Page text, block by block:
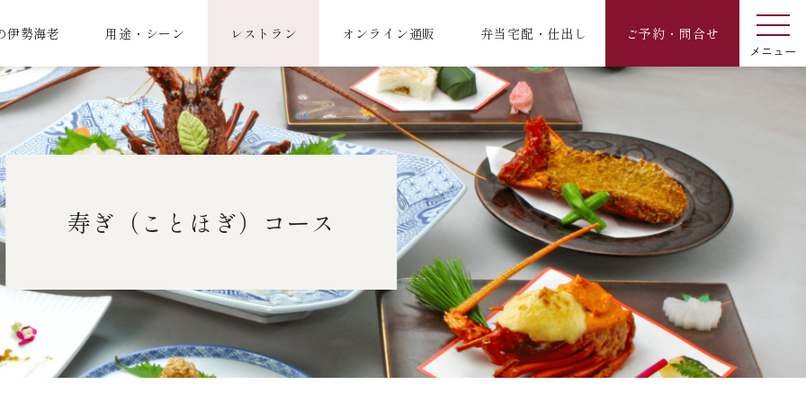
伊勢海老 用途・シーン レストラン オンライン通販 弁当宅配・仕出し ご予約・問合せ
寿ぎ（ことほぎ）コース